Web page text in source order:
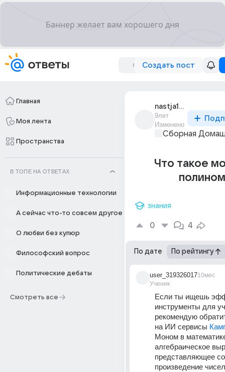
Создать пост
Главная
Моя лента
Пространства
В ТОПЕ НА ОТВЕТАХ
Информационные технологии
А сейчас что-то совсем другое
О любви без купюр
Философский вопрос
Политические дебаты
Смотреть все
nastja12sekret
9лет
Изменено
Сборная
Что такое
знания
0 4
По дате По рейтингу
user_319326017
Ученик
10мес
Если ты ищешь
инструменты для
рекомендую
на ИИ сервисы
Моном в
алгебраическое
представляющее
произведение